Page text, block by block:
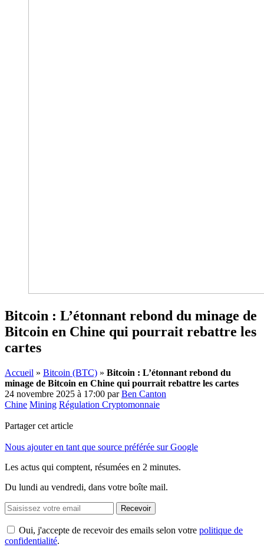
Bitcoin : L’étonnant rebond du minage de
Bitcoin en Chine qui pourrait rebattre les
cartes
Accueil » Bitcoin (BTC) » Bitcoin : L’étonnant rebond du
minage de Bitcoin en Chine qui pourrait rebattre les cartes
24 novembre 2025 à 17:00 parBen Canton
Chine Mining Régulation Cryptomonnaie
Partager cet article
Nous ajouter en tant que source préférée sur Google
Les actus qui comptent, résumées en 2 minutes.
Du lundi au vendredi, dans votre boîte mail.
Recevoir
Oui, j'accepte de recevoir des emails selon votre politique de
confidentialité.